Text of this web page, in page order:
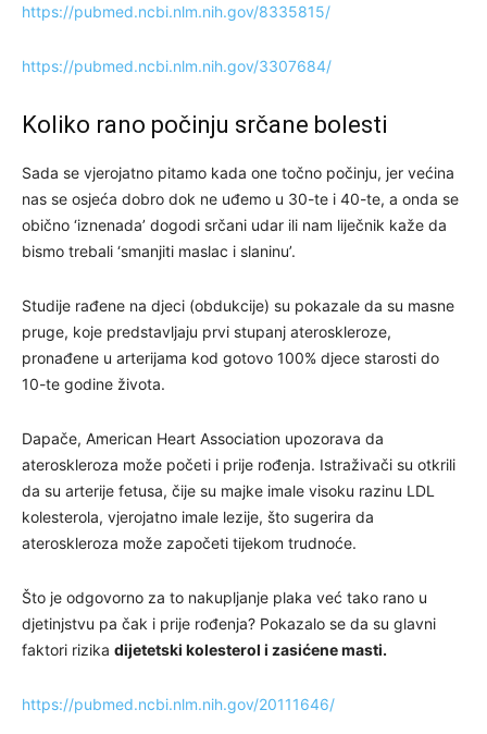
https://pubmed.ncbi.nlm.nih.gov/8335815/
https://pubmed.ncbi.nlm.nih.gov/3307684/
Koliko rano počinju srčane bolesti
Sada se vjerojatno pitamo kada one točno počinju, jer većina
nas se osjeća dobro dok ne uđemo u 30-te i 40-te, a onda se
obično ‘iznenada’ dogodi srčani udar ili nam liječnik kaže da
bismo trebali ‘smanjiti maslac i slaninu’.
Studije rađene na djeci (obdukcije) su pokazale da su masne
pruge, koje predstavljaju prvi stupanj ateroskleroze,
pronađene u arterijama kod gotovo 100% djece starosti do
10-te godine života.
Dapače, American Heart Association upozorava da
ateroskleroza može početi i prije rođenja. Istraživači su otkrili
da su arterije fetusa, čije su majke imale visoku razinu LDL
kolesterola, vjerojatno imale lezije, što sugerira da
ateroskleroza može započeti tijekom trudnoće.
Što je odgovorno za to nakupljanje plaka već tako rano u
djetinjstvu pa čak i prije rođenja? Pokazalo se da su glavni
faktori rizika dijetetski kolesterol i zasićene masti.
https://pubmed.ncbi.nlm.nih.gov/20111646/